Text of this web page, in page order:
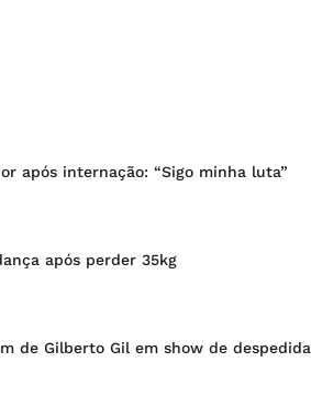
após internação: “Sigo minha luta”
após perder 35kg
de Gilberto Gil em show de despedida